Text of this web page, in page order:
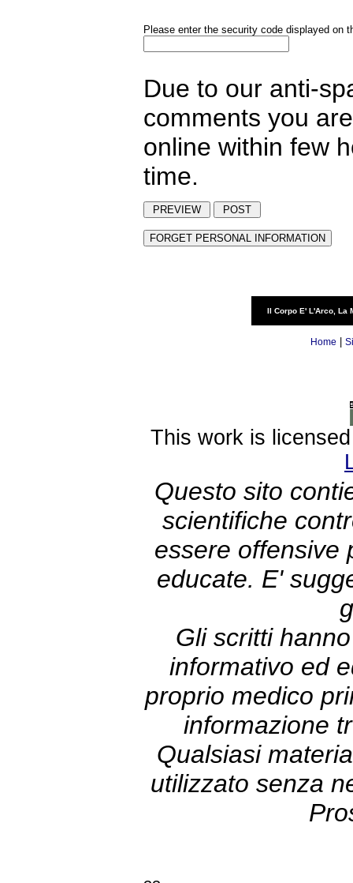
Please enter the security code displayed on
Due to our anti-
comments you
online within few
time.
Il Corpo E' L'Arco, La
Home
This work is
Questo sito
scientifiche
essere offensive
educate. E'
Gli scritti
informativo ed
proprio medico
informazione
Qualsiasi
utilizzato senza